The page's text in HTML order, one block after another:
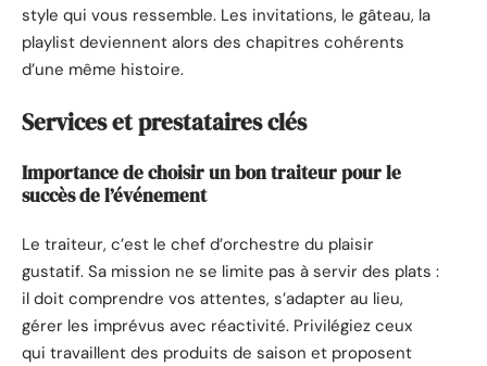
style qui vous ressemble. Les invitations, le gâteau, la
playlist deviennent alors des chapitres cohérents
d’une même histoire.
Services et prestataires clés
Importance de choisir un bon traiteur pour le
succès de l’événement
Le traiteur, c’est le chef d’orchestre du plaisir
gustatif. Sa mission ne se limite pas à servir des plats :
il doit comprendre vos attentes, s’adapter au lieu,
gérer les imprévus avec réactivité. Privilégiez ceux
qui travaillent des produits de saison et proposent